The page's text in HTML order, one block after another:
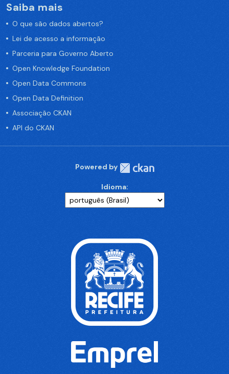
Saiba mais
O que são dados abertos?
Lei de acesso a informação
Parceria para Governo Aberto
Open Knowledge Foundation
Open Data Commons
Open Data Definition
Associação CKAN
API do CKAN
Powered by
Idioma